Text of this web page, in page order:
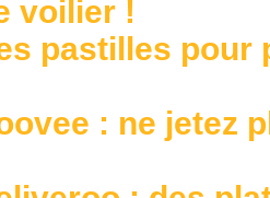
voilier !
pastilles pour
: ne jetez